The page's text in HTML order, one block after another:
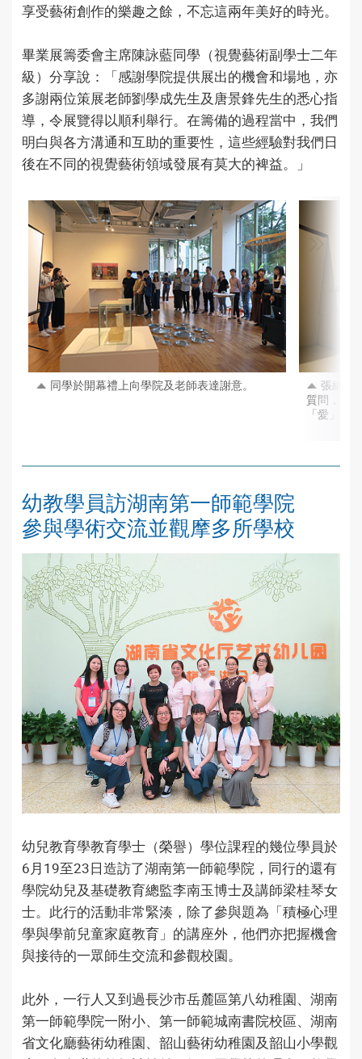
享受藝術創作的樂趣之餘，不忘這兩年美好的時光。
畢業展籌委會主席陳詠藍同學（視覺藝術副學士二年
級）分享說：「感謝學院提供展出的機會和場地，亦
多謝兩位策展老師劉學成先生及唐景鋒先生的悉心指
導，令展覽得以順利舉行。在籌備的過程當中，我們
明白與各方溝通和互助的重要性，這些經驗對我們日
後在不同的視覺藝術領域發展有莫大的裨益。」
同學於開幕禮上向學院及老師表達謝意。
張納祈
質問，透
「愛」才
幼教學員訪湖南第一師範學院
參與學術交流並觀摩多所學校
幼兒教育學教育學士（榮譽）學位課程的幾位學員於
6月19至23日造訪了湖南第一師範學院，同行的還有
學院幼兒及基礎教育總監李南玉博士及講師梁桂琴女
士。此行的活動非常緊湊，除了參與題為「積極心理
學與學前兒童家庭教育」的講座外，他們亦把握機會
與接待的一眾師生交流和參觀校園。
此外，一行人又到過長沙市岳麓區第八幼稚園、湖南
第一師範學院一附小、第一師範城南書院校區、湖南
省文化廳藝術幼稚園、韶山藝術幼稚園及韶山小學觀